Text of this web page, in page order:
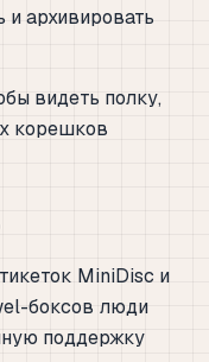
архивировать
видеть полку,
корешков
MiniDisc и
боксов люди
поддержку